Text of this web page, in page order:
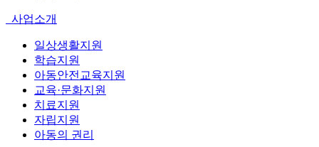
사업소개
일상생활지원
학습지원
아동안전교육지원
교육·문화지원
치료지원
자립지원
아동의 권리